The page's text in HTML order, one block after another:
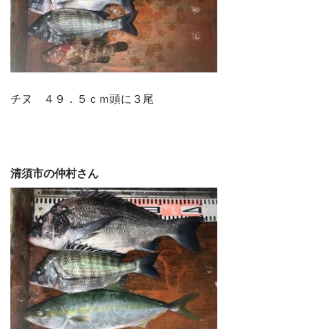
チヌ ４９．５ｃｍ頭に３尾
清須市の仲村さん